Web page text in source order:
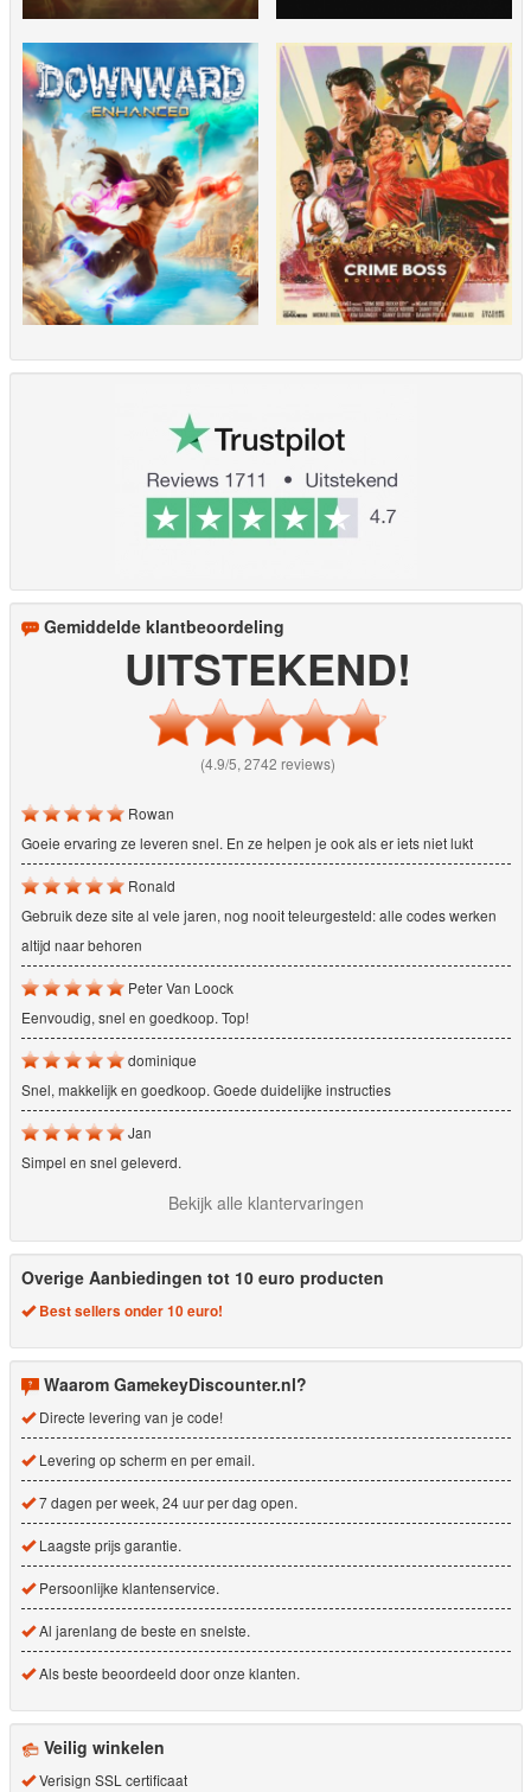
Gemiddelde klantbeoordeling
UITSTEKEND!
(4.9/5, 2742 reviews)
Rowan
Goeie ervaring ze leveren snel. En ze helpen je ook als er iets niet lukt
Ronald
Gebruik deze site al vele jaren, nog nooit teleurgesteld: alle codes werken
altijd naar behoren
Peter Van Loock
Eenvoudig, snel en goedkoop. Top!
dominique
Snel, makkelijk en goedkoop. Goede duidelijke instructies
Jan
Simpel en snel geleverd.
Bekijk alle klantervaringen
Overige Aanbiedingen tot 10 euro producten
Best sellers onder 10 euro!
Waarom GamekeyDiscounter.nl?
Directe levering van je code!
Levering op scherm en per email.
7 dagen per week, 24 uur per dag open.
Laagste prijs garantie.
Persoonlijke klantenservice.
Al jarenlang de beste en snelste.
Als beste beoordeeld door onze klanten.
Veilig winkelen
Verisign SSL certificaat